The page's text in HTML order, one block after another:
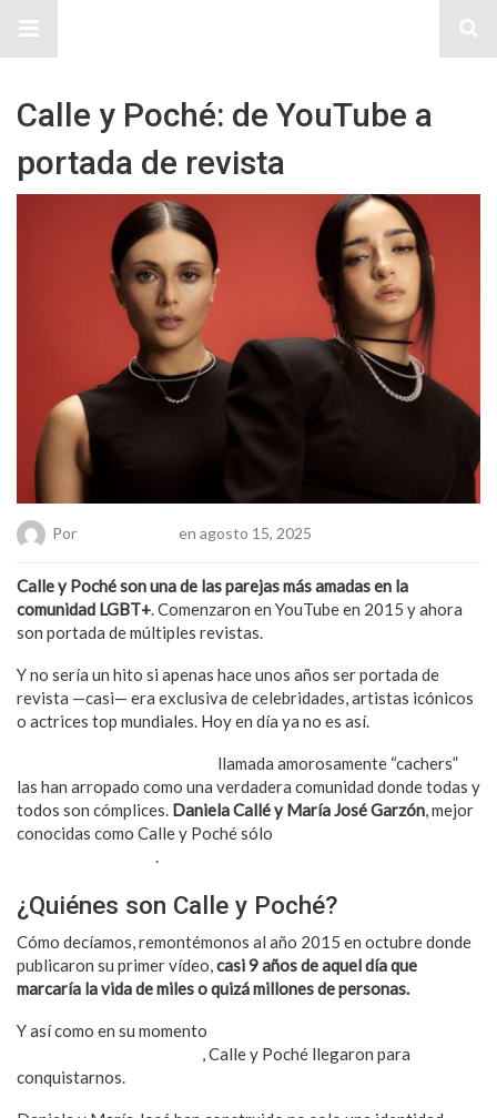
Calle y Poché: de YouTube a
portada de revista
Por en agosto 15, 2025
Calle y Poché son una de las parejas más amadas en la
comunidad LGBT+. Comenzaron en YouTube en 2015 y ahora
son portada de múltiples revistas.
Y no sería un hito si apenas hace unos años ser portada de
revista —casi— era exclusiva de celebridades, artistas icónicos
o actrices top mundiales. Hoy en día ya no es así.
llamada amorosamente “cachers”
las han arropado como una verdadera comunidad donde todas y
todos son cómplices. Daniela Callé y María José Garzón, mejor
conocidas como Calle y Poché sólo
.
¿Quiénes son Calle y Poché?
Cómo decíamos, remontémonos al año 2015 en octubre donde
publicaron su primer vídeo,casi 9 años de aquel día que
marcaría la vida de miles o quizá millones de personas.
Y así como en su momento
, Calle y Poché llegaron para
conquistarnos.